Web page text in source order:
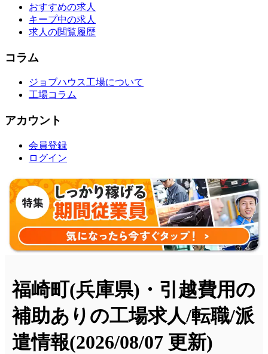
おすすめの求人
キープ中の求人
求人の閲覧履歴
コラム
ジョブハウス工場について
工場コラム
アカウント
会員登録
ログイン
福崎町(兵庫県)・引越費用の
補助ありの工場求人/転職/派
遣情報(2026/08/07 更新)